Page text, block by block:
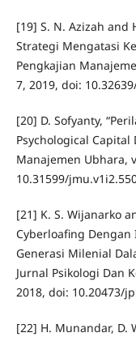
[19] S. N. Azizah and
Strategi Mengatasi
Pengkajian
7, 2019, doi:
[20] D. Sofyanty,
Psychological
Manajemen Ubhara,
10.31599/
[21] K. S. Wijanarko
Cyberloafing Dengan
Generasi Milenial
Jurnal Psikologi Dan
2018, doi: 10.20473/
[22] H. Munandar, D.